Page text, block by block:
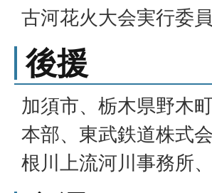
古河花火大会実行委
後援
加須市、栃木県野木
本部、東武鉄道株式
根川上流河川事務所